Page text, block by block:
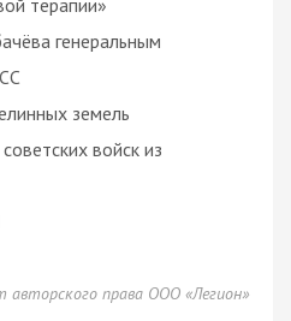
генеральным
земель
войск из
авторского права ООО «Легион»